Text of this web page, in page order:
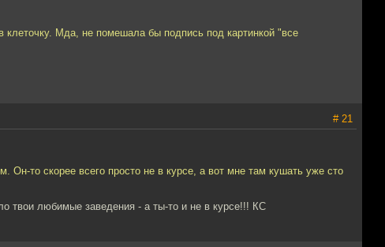
клеточку. Мда, не помешала бы подпись под картинкой "все
# 21
то скорее всего просто не в курсе, а вот мне там кушать уже сто
твои любимые заведения - а ты-то и не в курсе!!! КС